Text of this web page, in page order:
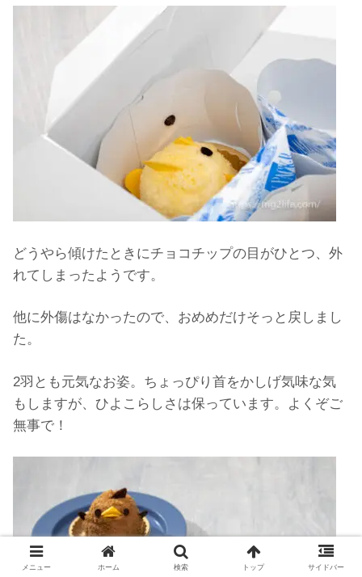
どうやら傾けたときにチョコチップの目がひとつ、外
れてしまったようです。
他に外傷はなかったので、おめめだけそっと戻しまし
た。
2羽とも元気なお姿。ちょっぴり首をかしげ気味な気
もしますが、ひよこらしさは保っています。よくぞご
無事で！
メニュー ホーム 検索 トップ サイドバー